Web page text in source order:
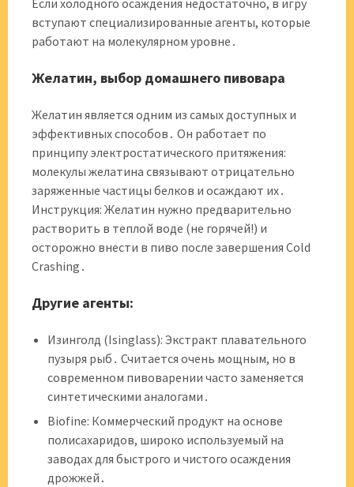
Если холодного осаждения недостаточно, в игру
вступают специализированные агенты, которые
работают на молекулярном уровне․
Желатин, выбор домашнего пивовара
Желатин является одним из самых доступных и
эффективных способов․ Он работает по
принципу электростатического притяжения:
молекулы желатина связывают отрицательно
заряженные частицы белков и осаждают их․
Инструкция: Желатин нужно предварительно
растворить в теплой воде (не горячей!) и
осторожно внести в пиво после завершения Cold
Crashing․
Другие агенты:
Изинголд (Isinglass): Экстракт плавательного
пузыря рыб․ Считается очень мощным, но в
современном пивоварении часто заменяется
синтетическими аналогами․
Biofine: Коммерческий продукт на основе
полисахаридов, широко используемый на
заводах для быстрого и чистого осаждения
дрожжей․